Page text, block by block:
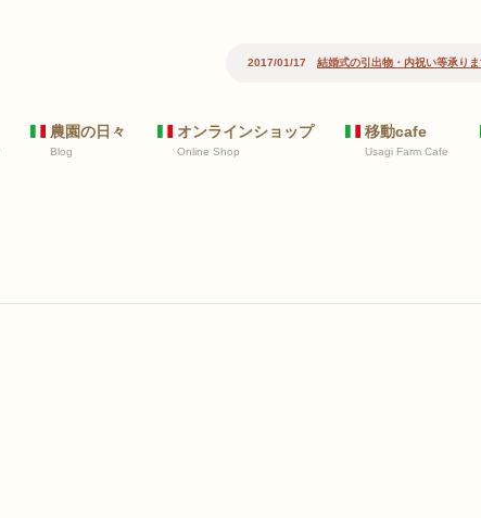
2017/01/17 結婚式の引出物・内祝い等承りま
農園の日々
Blog
オンラインショップ
Online Shop
移動cafe
Usagi Farm Cafe